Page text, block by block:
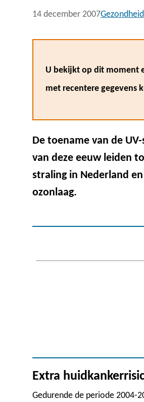
14 december 2007Gezondheid
U bekijkt op dit moment
met recentere gegevens
De toename van de
van deze eeuw leiden
straling in Nederland
ozonlaag.
Extra
Gedurende de periode 2004-